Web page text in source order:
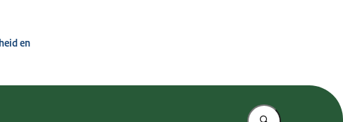
en
Vul in wat u